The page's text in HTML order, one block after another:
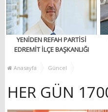
YENİDEN REFAH PARTİSİ
EDREMİT İLÇE BAŞKANLIĞI
AÇILIYOR!
Anasayfa Güncel
HER GÜN